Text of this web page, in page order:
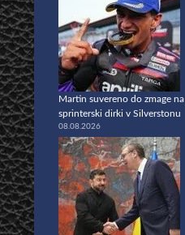
Martin suvereno do zmage na
sprinterski dirki v Silverstonu
08.08.2026